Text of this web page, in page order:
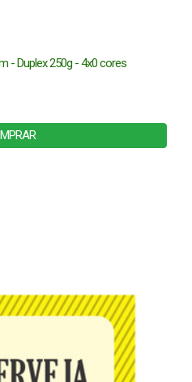
- Duplex 250g - 4x0 cores